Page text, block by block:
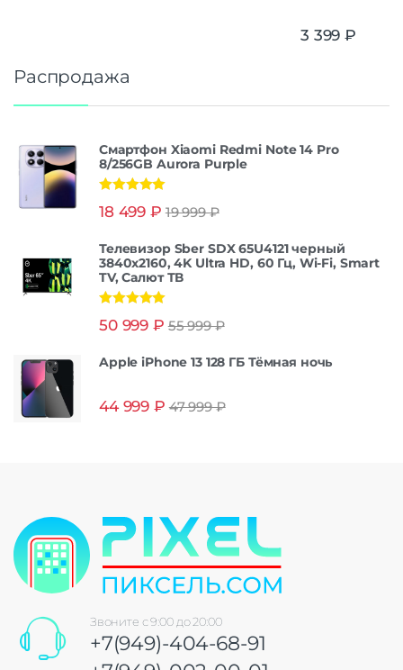
3 399 ₽
Распродажа
Смартфон Xiaomi Redmi Note 14 Pro
8/256GB Aurora Purple
из 5
18 499 ₽ 19 999₽
Телевизор Sber SDX 65U4121 черный
3840x2160, 4K Ultra HD, 60 Гц, Wi-Fi, Smart
TV, Салют ТВ
из 5
50 999 ₽ 55 999₽
Apple iPhone 13 128 ГБ Тёмная ночь
44 999 ₽ 47 999₽
Звоните с 9:00 до 20:00
+7(949)-404-68-91